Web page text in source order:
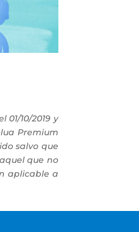
10/2019 y
Premium
salvo que
que no
aplicable a